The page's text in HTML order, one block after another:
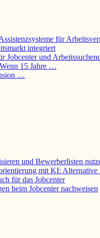
für
integriert
Jobcenter und
15 Jahre …
…
und Bewerberlisten
mit KI: Alternative
für das Jobcenter
beim Jobcenter nachweisen